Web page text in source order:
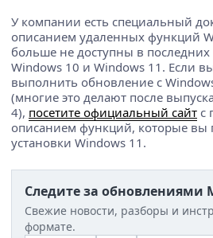
У компании есть специальный
описанием удаленных функций
больше не доступны в
Windows 10 и Windows 11. Если
выполнить обновление с
(многие это делают после
4), посетите официальный сайт с
описанием функций, которые вы
установки Windows 11.
Следите за обновлениями
Свежие новости, разборы и
формате.